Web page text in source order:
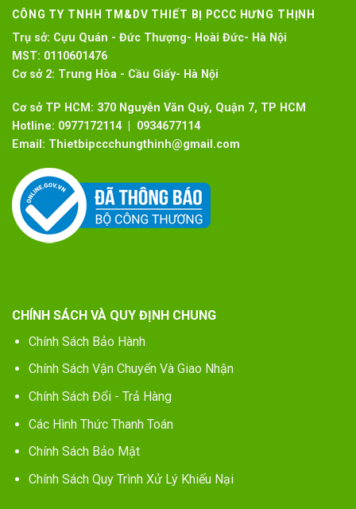
CÔNG TY TNHH TM&DV THIẾT BỊ PCCC HƯNG THỊNH
Trụ sở: Cựu Quán - Đức Thượng- Hoài Đức- Hà Nội
MST: 0110601476
Cơ sở 2: Trung Hòa - Cầu Giấy- Hà Nội
Cơ sở TP HCM: 370 Nguyễn Văn Quỳ, Quận 7, TP HCM
Hotline: 0977172114 | 0934677114
Email: Thietbipccchungthinh@gmail.com
CHÍNH SÁCH VÀ QUY ĐỊNH CHUNG
Chính Sách Bảo Hành
Chính Sách Vận Chuyển Và Giao Nhận
Chính Sách Đổi - Trả Hàng
Các Hình Thức Thanh Toán
Chính Sách Bảo Mật
Chính Sách Quy Trình Xử Lý Khiếu Nại